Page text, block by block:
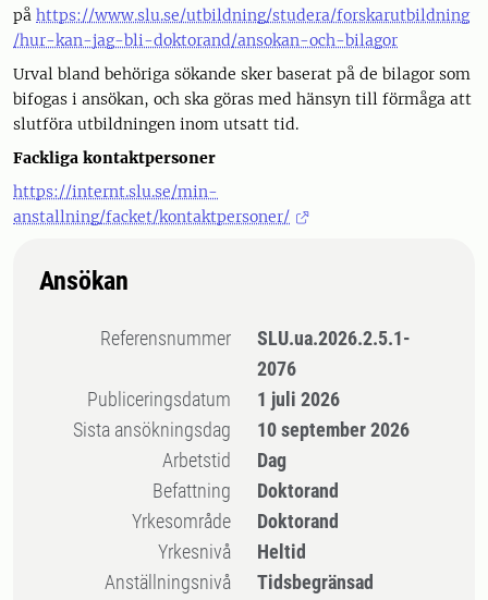
på https://www.slu.se/utbildning/studera/forskarutbildning
/hur-kan-jag-bli-doktorand/ansokan-och-bilagor
Urval bland behöriga sökande sker baserat på de bilagor som
bifogas i ansökan, och ska göras med hänsyn till förmåga att
slutföra utbildningen inom utsatt tid.
Fackliga kontaktpersoner
https://internt.slu.se/min-
anstallning/facket/kontaktpersoner/
Ansökan
Referensnummer
SLU.ua.2026.2.5.1-
2076
Publiceringsdatum
1 juli 2026
Sista ansökningsdag
10 september 2026
Arbetstid
Dag
Befattning
Doktorand
Yrkesområde
Doktorand
Yrkesnivå
Heltid
Anställningsnivå
Tidsbegränsad